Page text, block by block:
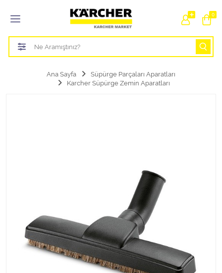
0
Tüm Kategoriler
Bahçe Sulama Ürünleri
Buharlı Temizlik Aparatları
Kimyasallar Deterjanlar
Tüm Kategorileri Gör
Ana Sayfa
Süpürge Parçaları Aparatları
Karcher Süpürge Zemin Aparatları